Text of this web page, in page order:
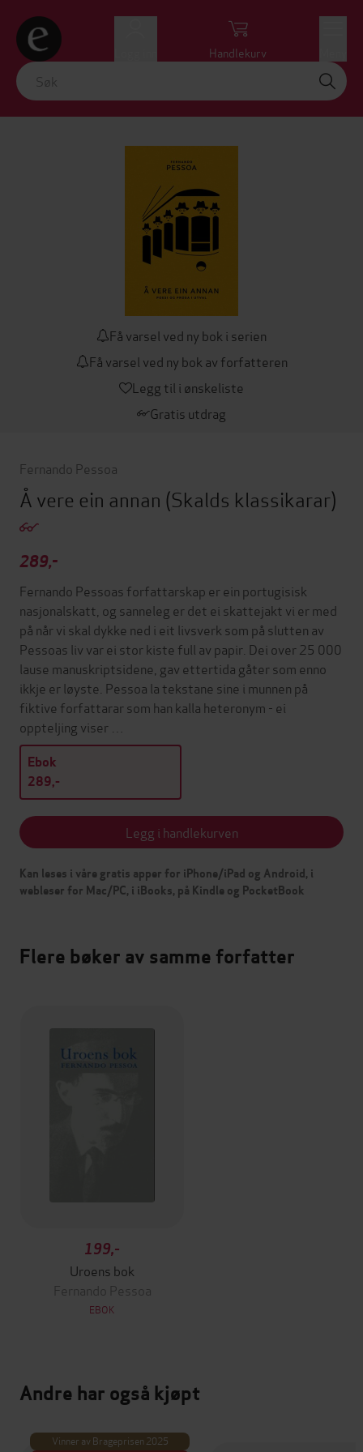
Handlekurv
Få varsel ved ny bok i serien
Få varsel ved ny bok av forfatteren
Legg til i ønskeliste
Gratis utdrag
Fernando Pessoa
Å vere ein annan (Skalds klassikarar)
289,-
Fernando Pessoas forfattarskap er ein portugisisk
nasjonalskatt, og sanneleg er det ei skattejakt vi er med
på når vi skal dykke ned i eit livsverk som på slutten av
Pessoas liv var ei stor kiste full av papir. Dei over 25 000
lause manuskriptsidene, gav ettertida gåter som enno
ikkje er løyste. Pessoa la tekstane sine i munnen på
fiktive forfattarar som han kalla heteronym - ei
oppteljing viser …
Ebok
289,-
Legg i handlekurven
Kan leses i våre gratis apper for iPhone/iPad og Android, i
webleser for Mac/PC, i iBooks, på Kindle og PocketBook
Flere bøker av samme forfatter
199,-
Uroens bok
Fernando Pessoa
EBOK
Andre har også kjøpt
Vinner av Brageprisen 2025